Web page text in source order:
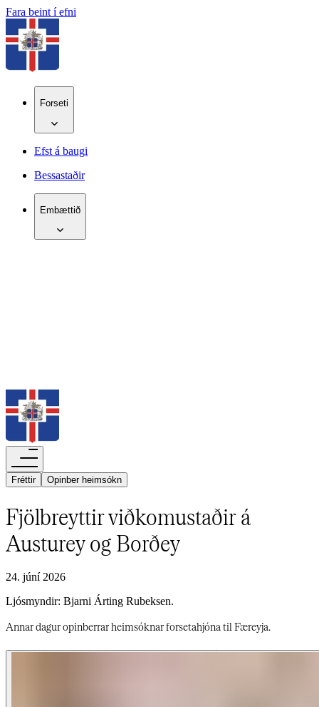
Fara beint í efni
Forseti
Efst á baugi
Bessastaðir
Embættið
Fréttir​​​​‌ ‍ ​‍​‍‌‍ ‌ ​‍‌‍‍‌‌‍‌ ‌‍‍‌‌‍ ‍​‍​‍​ ‍‍​‍​‍‌ ​ ‌‍​‌‌‍ ‍‌‍‍‌‌ ‌​‌ ‍‌​‍ ‍‌‍‍‌‌‍ ​‍​‍​‍ ​​‍​‍‌‍‍​‌ ​‍‌‍‌‌‌‍‌‍​‍​‍​ ‍‍​‍​‍‌‍‍​‌ ‌​‌ ‌​‌ ​​‌ ​ ​‍ ​‍ ‌‍‌‍‌‍ ‌ ​‍‌ ​ ‌‍‌‌‌ ‌​‌‍‍‌​‍ ‌‌‍‍‌‌ ​ ‌‍ ​‌‍​‌‌‍ ‍‌‍‌​‌ ​ ​‍ ‍‌ ‌‍‌‍‌‌‌ ​‍‌‍​ ‌‍‌‌‌‍ ​​‍ ‍‌‍​‌‌ ​​‌ ​​​‍ ‌ ​ ‌ ‌​‌ ‌‌‌‍‌​‌‍‍‌‌‍ ​‍ ‌‍‍‌‌‍ ‍‌ ‌​‌‍‌‌‌‍ ‍‌ ‌​​‍ ‌‍‌‌‌‍‌​‌‍‍‌‌ ‌​​‍ ‌‍ ‌‌‍ ‌‍‌​‌‍‌‌​ ‌‌ ​​‌ ​‍‌‍‌‌‌ ​ ‌‍‌‌‌‍ ‍‌ ‌​‌‍​‌‌ ‌​‌‍‍‌‌‍ ‌‍ ‍​ ‍ ‌‍‍‌‌‍‌​​ ‌‌‍​‌‌‍‌‍​ ‌‍‌‍‌‌​ ‌‌‌‍​ ​ ​​​ ‌ ​‍ ‌‌‍​ ​ ‌‍‌‍‌‌​ ‍‌​‍ ‌​ ‌​​ ‌‍​ ‍‌​ ​ ​‍ ‌​ ‍‌​ ​ ​ ​​‌‍‌‌​‍ ‌​ ‍‌​ ​‌​ ​​‌‍‌​‌‍‌‌‌‍‌‌​ ‌‍‌‍‌‌​ ​ ‌‍‌‍‌‍​ ​ ‌‍​ ‍ ‌ ‌​‌ ‍‌‌ ​​‌‍‌‌​ ‌‌ ‌​‌‍​‌‌‍‌ ​ ‍ ‌ ​​‌‍​‌‌ ‌​‌‍‍​​ ‌‌ ‌​‌‍‍‌‌ ‌​‌‍ ​‌‍‌‌​ ‌‍​‍‌‍​‌‌ ​ ‌‍‌‌‌‌‌‌‌ ​‍‌‍ ​​ ‌‌‍‍​‌ ‌​‌ ‌​‌ ​​‌ ​ ​‍‌‌​ ​‍‌​‌‍​‍‌‌​ ​‍‌​‌‍‌‍‌‍‌‍ ‌ ​‍‌ ​ ‌‍‌‌‌ ‌​‌‍‍‌​‍ ‌‌‍‍‌‌ ​ ‌‍ ​‌‍​‌‌‍ ‍‌‍‌​‌ ​ ​‍ ‍‌ ‌‍‌‍‌‌‌ ​‍‌‍​ ‌‍‌‌‌‍ ​​‍ ‍‌‍​‌‌ ​​‌ ​​​‍‌‌​ ​‍‌​‌‍‌ ​ ‌ ‌​‌ ‌‌‌‍‌​‌‍‍‌‌‍ ​‍‌‍‌‍‍‌‌‍‌​​ ‌‌‍​‌‌‍‌‍​ ‌‍‌‍‌‌​ ‌‌‌‍​ ​ ​​​ ‌ ​‍ ‌‌‍​ ​ ‌‍‌‍‌‌​ ‍‌​‍ ‌​ ‌​​ ‌‍​ ‍‌​ ​ ​‍ ‌​ ‍‌​ ​ ​ ​​‌‍‌‌​‍ ‌​ ‍‌​ ​‌​ ​​‌‍‌​‌‍‌‌‌‍‌‌​ ‌‍‌‍‌‌​ ​ ‌‍‌‍‌‍​ ​ ‌‍​‍‌‍‌ ‌​‌ ‍‌‌ ​​‌‍‌‌​ ‌‌ ‌​‌‍​‌‌‍‌ ​‍‌‍‌ ​​‌‍​‌‌ ‌​‌‍‍​​ ‌‌ ‌​‌‍‍‌‌ ‌​‌‍ ​‌‍‌‌​‍‌‍‌ ​​‌‍‌‌‌ ​‍‌ ​ ‌ ​​‌‍‌‌‌‍​ ‌ ‌​‌‍‍‌‌ ‌‍‌‍‌‌​ ‌‌ ​​‌ ‌‌‌‍​‍‌‍ ​‌‍‍‌‌ ​ ‌‍‍​‌‍‌‌‌‍‌​​‍​‍‌ ‌ Opinber heimsókn​​​​‌ ‍ ​‍​‍‌‍ ‌ ​‍‌‍‍‌‌‍‌ ‌‍‍‌‌‍ ‍​‍​‍​ ‍‍​‍​‍‌ ​ ‌‍​‌‌‍ ‍‌‍‍‌‌ ‌​‌ ‍‌​‍ ‍‌‍‍‌‌‍ ​‍​‍​‍ ​​‍​‍‌‍‍​‌ ​‍‌‍‌‌‌‍‌‍​‍​‍​ ‍‍​‍​‍‌‍‍​‌ ‌​‌ ‌​‌ ​​‌ ​ ​‍ ​‍ ‌‍‌‍‌‍ ‌ ​‍‌ ​ ‌‍‌‌‌ ‌​‌‍‍‌​‍ ‌‌‍‍‌‌ ​ ‌‍ ​‌‍​‌‌‍ ‍‌‍‌​‌ ​ ​‍ ‍‌ ‌‍‌‍‌‌‌ ​‍‌‍​ ‌‍‌‌‌‍ ​​‍ ‍‌‍​‌‌ ​​‌ ​​​‍ ‌ ​ ‌ ‌​‌ ‌‌‌‍‌​‌‍‍‌‌‍ ​‍ ‌‍‍‌‌‍ ‍‌ ‌​‌‍‌‌‌‍ ‍‌ ‌​​‍ ‌‍‌‌‌‍‌​‌‍‍‌‌ ‌​​‍ ‌‍ ‌‌‍ ‌‍‌​‌‍‌‌​ ‌‌ ​​‌ ​‍‌‍‌‌‌ ​ ‌‍‌‌‌‍ ‍‌ ‌​‌‍​‌‌ ‌​‌‍‍‌‌‍ ‌‍ ‍​ ‍ ‌‍‍‌‌‍‌​​ ‌‌‍​‌​ ‌​​ ​‍​ ‌​​ ‌‌‌‍‌‌​ ‌​​ ‍‌​‍ ‌‌‍​‍‌‍​‌‌‍‌‍​ ‌​​‍ ‌​ ‌​‌‍​‍‌‍​‍​ ​​​‍ ‌‌‍​‌​ ‍‌​ ​‍‌‍‌​​‍ ‌‌‍​ ‌‍‌‌​ ​‍‌‍​‌​ ​ ​ ​‍​ ‌‌‌‍‌‌​ ‌‍​ ​‌​ ‍​‌‍​‍​ ‍ ‌ ‌​‌ ‍‌‌ ​​‌‍‌‌​ ‌‌ ‌​‌‍​‌‌‍‌ ​ ‍ ‌ ​​‌‍​‌‌ ‌​‌‍‍​​ ‌‌ ‌​‌‍‍‌‌ ‌​‌‍ ​‌‍‌‌​ ‌‍​‍‌‍​‌‌ ​ ‌‍‌‌‌‌‌‌‌ ​‍‌‍ ​​ ‌‌‍‍​‌ ‌​‌ ‌​‌ ​​‌ ​ ​‍‌‌​ ​‍‌​‌‍​‍‌‌​ ​‍‌​‌‍‌‍‌‍‌‍ ‌ ​‍‌ ​ ‌‍‌‌‌ ‌​‌‍‍‌​‍ ‌‌‍‍‌‌ ​ ‌‍ ​‌‍​‌‌‍ ‍‌‍‌​‌ ​ ​‍ ‍‌ ‌‍‌‍‌‌‌ ​‍‌‍​ ‌‍‌‌‌‍ ​​‍ ‍‌‍​‌‌ ​​‌ ​​​‍‌‌​ ​‍‌​‌‍‌ ​ ‌ ‌​‌ ‌‌‌‍‌​‌‍‍‌‌‍ ​‍‌‍‌‍‍‌‌‍‌​​ ‌‌‍​‌​ ‌​​ ​‍​ ‌​​ ‌‌‌‍‌‌​ ‌​​ ‍‌​‍ ‌‌‍​‍‌‍​‌‌‍‌‍​ ‌​​‍ ‌​ ‌​‌‍​‍‌‍​‍​ ​​​‍ ‌‌‍​‌​ ‍‌​ ​‍‌‍‌​​‍ ‌‌‍​ ‌‍‌‌​ ​‍‌‍​‌​ ​ ​ ​‍​ ‌‌‌‍‌‌​ ‌‍​ ​‌​ ‍​‌‍​‍​‍‌‍‌ ‌​‌ ‍‌‌ ​​‌‍‌‌​ ‌‌ ‌​‌‍​‌‌‍‌ ​‍‌‍‌ ​​‌‍​‌‌ ‌​‌‍‍​​ ‌‌ ‌​‌‍‍‌‌ ‌​‌‍ ​‌‍‌‌​‍‌‍‌ ​​‌‍‌‌‌ ​‍‌ ​ ‌ ​​‌‍‌‌‌‍​ ‌ ‌​‌‍‍‌‌ ‌‍‌‍‌‌​ ‌‌ ​​‌ ‌‌‌‍​‍‌‍ ​‌‍‍‌‌ ​ ‌‍‍​‌‍‌‌‌‍‌​​‍​‍‌ ‌
Fjölbreyttir viðkomustaðir á
Austurey og Borðey​​​​‌ ‍ ​‍​‍‌‍ ‌ ​‍‌‍‍‌‌‍‌ ‌‍‍‌‌‍ ‍​‍​‍​ ‍‍​‍​‍‌ ​ ‌‍​‌‌‍ ‍‌‍‍‌‌ ‌​‌ ‍‌​‍ ‍‌‍‍‌‌‍ ​‍​‍​‍ ​​‍​‍‌‍‍​‌ ​‍‌‍‌‌‌‍‌‍​‍​‍​ ‍‍​‍​‍‌‍‍​‌ ‌​‌ ‌​‌ ​​‌ ​ ​‍ ​‍ ‌‍‌‍‌‍ ‌ ​‍‌ ​ ‌‍‌‌‌ ‌​‌‍‍‌​‍ ‌‌‍‍‌‌ ​ ‌‍ ​‌‍​‌‌‍ ‍‌‍‌​‌ ​ ​‍ ‍‌ ‌‍‌‍‌‌‌ ​‍‌‍​ ‌‍‌‌‌‍ ​​‍ ‍‌‍​‌‌ ​​‌ ​​​‍ ‌ ​ ‌ ‌​‌ ‌‌‌‍‌​‌‍‍‌‌‍ ​‍ ‌‍‍‌‌‍ ‍‌ ‌​‌‍‌‌‌‍ ‍‌ ‌​​‍ ‌‍‌‌‌‍‌​‌‍‍‌‌ ‌​​‍ ‌‍ ‌‌‍ ‌‍‌​‌‍‌‌​ ‌‌ ​​‌ ​‍‌‍‌‌‌ ​ ‌‍‌‌‌‍ ‍‌ ‌​‌‍​‌‌ ‌​‌‍‍‌‌‍ ‌‍ ‍​ ‍ ‌‍‍‌‌‍‌​​ ‌‌‍​‍‌‍​‍​ ​​‌‍‌​​ ​​​ ‍​‌‍​‍​ ‌‌​‍ ‌‌‍‌​​ ‍‌‌‍‌‍‌‍‌‌​‍ ‌​ ‌​​ ​‍​ ​​​ ‌ ​‍ ‌​ ‍‌​ ​ ‌‍​ ​ ​​​‍ ‌‌‍​ ‌‍‌‍​ ​‌‌‍​ ‌‍​‍​ ​‍​ ‌​​ ‍‌​ ‌‌​ ​​​ ​‌‌‍‌​​ ‍ ‌ ‌​‌ ‍‌‌ ​​‌‍‌‌​ ‌‌‍ ‍‌‍‌‌‌ ‌ ‌ ​ ​ ‍ ‌ ​​‌‍​‌‌ ‌​‌‍‍​​ ‌‌ ‌​‌‍‍‌‌ ‌​‌‍ ​‌‍‌‌​ ‌‍​‍‌‍​‌‌ ​ ‌‍‌‌‌‌‌‌‌ ​‍‌‍ ​​ ‌‌‍‍​‌ ‌​‌ ‌​‌ ​​‌ ​ ​‍‌‌​ ​‍‌​‌‍​‍‌‌​ ​‍‌​‌‍‌‍‌‍‌‍ ‌ ​‍‌ ​ ‌‍‌‌‌ ‌​‌‍‍‌​‍ ‌‌‍‍‌‌ ​ ‌‍ ​‌‍​‌‌‍ ‍‌‍‌​‌ ​ ​‍ ‍‌ ‌‍‌‍‌‌‌ ​‍‌‍​ ‌‍‌‌‌‍ ​​‍ ‍‌‍​‌‌ ​​‌ ​​​‍‌‌​ ​‍‌​‌‍‌ ​ ‌ ‌​‌ ‌‌‌‍‌​‌‍‍‌‌‍ ​‍‌‍‌‍‍‌‌‍‌​​ ‌‌‍​‍‌‍​‍​ ​​‌‍‌​​ ​​​ ‍​‌‍​‍​ ‌‌​‍ ‌‌‍‌​​ ‍‌‌‍‌‍‌‍‌‌​‍ ‌​ ‌​​ ​‍​ ​​​ ‌ ​‍ ‌​ ‍‌​ ​ ‌‍​ ​ ​​​‍ ‌‌‍​ ‌‍‌‍​ ​‌‌‍​ ‌‍​‍​ ​‍​ ‌​​ ‍‌​ ‌‌​ ​​​ ​‌‌‍‌​​‍‌‍‌ ‌​‌ ‍‌‌ ​​‌‍‌‌​ ‌‌‍ ‍‌‍‌‌‌ ‌ ‌ ​ ​‍‌‍‌ ​​‌‍​‌‌ ‌​‌‍‍​​ ‌‌ ‌​‌‍‍‌‌ ‌​‌‍ ​‌‍‌‌​‍‌‍‌ ​​‌‍‌‌‌ ​‍‌ ​ ‌ ​​‌‍‌‌‌‍​ ‌ ‌​‌‍‍‌‌ ‌‍‌‍‌‌​ ‌‌ ​​‌ ‌‌‌‍​‍‌‍ ​‌‍‍‌‌ ​ ‌‍‍​‌‍‌‌‌‍‌​​‍​‍‌ ‌
24. júní 2026
Ljósmyndir: Bjarni Árting Rubeksen.​​​​‌ ‍ ​‍​‍‌‍ ‌ ​‍‌‍‍‌‌‍‌ ‌‍‍‌‌‍ ‍​‍​‍​ ‍‍​‍​‍‌ ​ ‌‍​‌‌‍ ‍‌‍‍‌‌ ‌​‌ ‍‌​‍ ‍‌‍‍‌‌‍ ​‍​‍​‍ ​​‍​‍‌‍‍​‌ ​‍‌‍‌‌‌‍‌‍​‍​‍​ ‍‍​‍​‍‌‍‍​‌ ‌​‌ ‌​‌ ​​‌ ​ ​‍ ​‍ ‌‍‌‍‌‍ ‌ ​‍‌ ​ ‌‍‌‌‌ ‌​‌‍‍‌​‍ ‌‌‍‍‌‌ ​ ‌‍ ​‌‍​‌‌‍ ‍‌‍‌​‌ ​ ​‍ ‍‌ ‌‍‌‍‌‌‌ ​‍‌‍​ ‌‍‌‌‌‍ ​​‍ ‍‌‍​‌‌ ​​‌ ​​​‍ ‌ ​ ‌ ‌​‌ ‌‌‌‍‌​‌‍‍‌‌‍ ​‍ ‌‍‍‌‌‍ ‍‌ ‌​‌‍‌‌‌‍ ‍‌ ‌​​‍ ‌‍‌‌‌‍‌​‌‍‍‌‌ ‌​​‍ ‌‍ ‌‌‍ ‌‍‌​‌‍‌‌​ ‌‌ ​​‌ ​‍‌‍‌‌‌ ​ ‌‍‌‌‌‍ ‍‌ ‌​‌‍​‌‌ ‌​‌‍‍‌‌‍ ‌‍ ‍​ ‍ ‌‍‍‌‌‍‌​​ ‌‌‍​‍‌‍​‍​ ​​‌‍‌​​ ​​​ ‍​‌‍​‍​ ‌‌​‍ ‌‌‍‌​​ ‍‌‌‍‌‍‌‍‌‌​‍ ‌​ ‌​​ ​‍​ ​​​ ‌ ​‍ ‌​ ‍‌​ ​ ‌‍​ ​ ​​​‍ ‌‌‍​ ‌‍‌‍​ ​‌‌‍​ ‌‍​‍​ ​‍​ ‌​​ ‍‌​ ‌‌​ ​​​ ​‌‌‍‌​​ ‍ ‌ ‌​‌ ‍‌‌ ​​‌‍‌‌​ ‌‌‍ ‍‌‍‌‌‌ ‌ ‌ ​ ​ ‍ ‌ ​​‌‍​‌‌ ‌​‌‍‍​​ ‌‌‍‍‌‌‍ ‌‌‍​‌‌‍‌ ‌‍‌‌‌​​ ‌ ​‍‌‍‌‌‌‍‌​‌‍‍‌‌ ‌​‌ ​ ​ ‌‍​‍‌‍​‌‌ ​ ‌‍‌‌‌‌‌‌‌ ​‍‌‍ ​​ ‌‌‍‍​‌ ‌​‌ ‌​‌ ​​‌ ​ ​‍‌‌​ ​‍‌​‌‍​‍‌‌​ ​‍‌​‌‍‌‍‌‍‌‍ ‌ ​‍‌ ​ ‌‍‌‌‌ ‌​‌‍‍‌​‍ ‌‌‍‍‌‌ ​ ‌‍ ​‌‍​‌‌‍ ‍‌‍‌​‌ ​ ​‍ ‍‌ ‌‍‌‍‌‌‌ ​‍‌‍​ ‌‍‌‌‌‍ ​​‍ ‍‌‍​‌‌ ​​‌ ​​​‍‌‌​ ​‍‌​‌‍‌ ​ ‌ ‌​‌ ‌‌‌‍‌​‌‍‍‌‌‍ ​‍‌‍‌‍‍‌‌‍‌​​ ‌‌‍​‍‌‍​‍​ ​​‌‍‌​​ ​​​ ‍​‌‍​‍​ ‌‌​‍ ‌‌‍‌​​ ‍‌‌‍‌‍‌‍‌‌​‍ ‌​ ‌​​ ​‍​ ​​​ ‌ ​‍ ‌​ ‍‌​ ​ ‌‍​ ​ ​​​‍ ‌‌‍​ ‌‍‌‍​ ​‌‌‍​ ‌‍​‍​ ​‍​ ‌​​ ‍‌​ ‌‌​ ​​​ ​‌‌‍‌​​‍‌‍‌ ‌​‌ ‍‌‌ ​​‌‍‌‌​ ‌‌‍ ‍‌‍‌‌‌ ‌ ‌ ​ ​‍‌‍‌ ​​‌‍​‌‌ ‌​‌‍‍​​ ‌‌‍‍‌‌‍ ‌‌‍​‌‌‍‌ ‌‍‌‌‌​​ ‌ ​‍‌‍‌‌‌‍‌​‌‍‍‌‌ ‌​‌ ​ ​‍‌‍‌ ​​‌‍‌‌‌ ​‍‌ ​ ‌ ​​‌‍‌‌‌‍​ ‌ ‌​‌‍‍‌‌ ‌‍‌‍‌‌​ ‌‌ ​​‌ ‌‌‌‍​‍‌‍ ​‌‍‍‌‌ ​ ‌‍‍​‌‍‌‌‌‍‌​​‍​‍‌ ‌
Annar dagur opinberrar heimsóknar forsetahjóna til Færeyja.​​​​‌ ‍ ​‍​‍‌‍ ‌ ​‍‌‍‍‌‌‍‌ ‌‍‍‌‌‍ ‍​‍​‍​ ‍‍​‍​‍‌ ​ ‌‍​‌‌‍ ‍‌‍‍‌‌ ‌​‌ ‍‌​‍ ‍‌‍‍‌‌‍ ​‍​‍​‍ ​​‍​‍‌‍‍​‌ ​‍‌‍‌‌‌‍‌‍​‍​‍​ ‍‍​‍​‍‌‍‍​‌ ‌​‌ ‌​‌ ​​‌ ​ ​‍ ​‍ ‌‍‌‍‌‍ ‌ ​‍‌ ​ ‌‍‌‌‌ ‌​‌‍‍‌​‍ ‌‌‍‍‌‌ ​ ‌‍ ​‌‍​‌‌‍ ‍‌‍‌​‌ ​ ​‍ ‍‌ ‌‍‌‍‌‌‌ ​‍‌‍​ ‌‍‌‌‌‍ ​​‍ ‍‌‍​‌‌ ​​‌ ​​​‍ ‌ ​ ‌ ‌​‌ ‌‌‌‍‌​‌‍‍‌‌‍ ​‍ ‌‍‍‌‌‍ ‍‌ ‌​‌‍‌‌‌‍ ‍‌ ‌​​‍ ‌‍‌‌‌‍‌​‌‍‍‌‌ ‌​​‍ ‌‍ ‌‌‍ ‌‍‌​‌‍‌‌​ ‌‌ ​​‌ ​‍‌‍‌‌‌ ​ ‌‍‌‌‌‍ ‍‌ ‌​‌‍​‌‌ ‌​‌‍‍‌‌‍ ‌‍ ‍​ ‍ ‌‍‍‌‌‍‌​​ ‌‌‍​‍‌‍​‍​ ​​‌‍‌​​ ​​​ ‍​‌‍​‍​ ‌‌​‍ ‌‌‍‌​​ ‍‌‌‍‌‍‌‍‌‌​‍ ‌​ ‌​​ ​‍​ ​​​ ‌ ​‍ ‌​ ‍‌​ ​ ‌‍​ ​ ​​​‍ ‌‌‍​ ‌‍‌‍​ ​‌‌‍​ ‌‍​‍​ ​‍​ ‌​​ ‍‌​ ‌‌​ ​​​ ​‌‌‍‌​​ ‍ ‌ ‌​‌ ‍‌‌ ​​‌‍‌‌​ ‌‌‍ ‍‌‍‌‌‌ ‌ ‌ ​ ​ ‍ ‌ ​​‌‍​‌‌ ‌​‌‍‍​​ ‌‌‍‌​‌‍‌‌‌ ​ ‌‍​ ‌ ​‍‌‍‍‌‌ ​​‌ ‌​‌‍‍‌‌‍ ‌‍ ‍​ ‌‍​‍‌‍​‌‌ ​ ‌‍‌‌‌‌‌‌‌ ​‍‌‍ ​​ ‌‌‍‍​‌ ‌​‌ ‌​‌ ​​‌ ​ ​‍‌‌​ ​‍‌​‌‍​‍‌‌​ ​‍‌​‌‍‌‍‌‍‌‍ ‌ ​‍‌ ​ ‌‍‌‌‌ ‌​‌‍‍‌​‍ ‌‌‍‍‌‌ ​ ‌‍ ​‌‍​‌‌‍ ‍‌‍‌​‌ ​ ​‍ ‍‌ ‌‍‌‍‌‌‌ ​‍‌‍​ ‌‍‌‌‌‍ ​​‍ ‍‌‍​‌‌ ​​‌ ​​​‍‌‌​ ​‍‌​‌‍‌ ​ ‌ ‌​‌ ‌‌‌‍‌​‌‍‍‌‌‍ ​‍‌‍‌‍‍‌‌‍‌​​ ‌‌‍​‍‌‍​‍​ ​​‌‍‌​​ ​​​ ‍​‌‍​‍​ ‌‌​‍ ‌‌‍‌​​ ‍‌‌‍‌‍‌‍‌‌​‍ ‌​ ‌​​ ​‍​ ​​​ ‌ ​‍ ‌​ ‍‌​ ​ ‌‍​ ​ ​​​‍ ‌‌‍​ ‌‍‌‍​ ​‌‌‍​ ‌‍​‍​ ​‍​ ‌​​ ‍‌​ ‌‌​ ​​​ ​‌‌‍‌​​‍‌‍‌ ‌​‌ ‍‌‌ ​​‌‍‌‌​ ‌‌‍ ‍‌‍‌‌‌ ‌ ‌ ​ ​‍‌‍‌ ​​‌‍​‌‌ ‌​‌‍‍​​ ‌‌‍‌​‌‍‌‌‌ ​ ‌‍​ ‌ ​‍‌‍‍‌‌ ​​‌ ‌​‌‍‍‌‌‍ ‌‍ ‍​‍‌‍‌ ​​‌‍‌‌‌ ​‍‌ ​ ‌ ​​‌‍‌‌‌‍​ ‌ ‌​‌‍‍‌‌ ‌‍‌‍‌‌​ ‌‌ ​​‌ ‌‌‌‍​‍‌‍ ​‌‍‍‌‌ ​ ‌‍‍​‌‍‌‌‌‍‌​​‍​‍‌ ‌